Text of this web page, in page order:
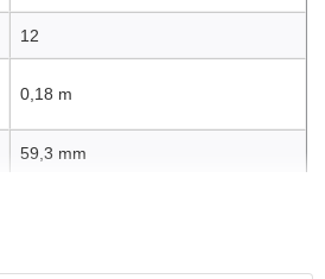
12
0,18 m
59,3 mm